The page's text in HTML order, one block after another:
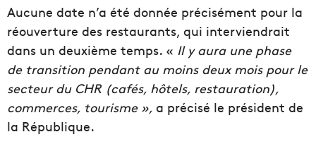
Aucune date n’a été donnée précisément pour la
réouverture des restaurants, qui interviendrait
dans un deuxième temps. « Il y aura une phase
de transition pendant au moins deux mois pour le
secteur du CHR (cafés, hôtels, restauration),
commerces, tourisme », a précisé le président de
la République.